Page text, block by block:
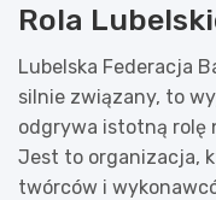
Rola
Lubelska Federacja
silnie związany, to
odgrywa istotną rolę
Jest to organizacja,
twórców i